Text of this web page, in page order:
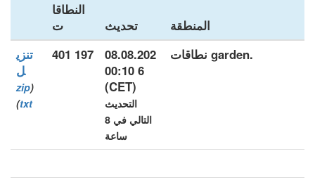
المنطقة تحديث
النطاقا
ت
.garden نطاقات
08.08.202
6 00:10
(CET)
التحديث
التالي في 8
ساعة
197 401
تنزي
ل
(
zip
txt
)